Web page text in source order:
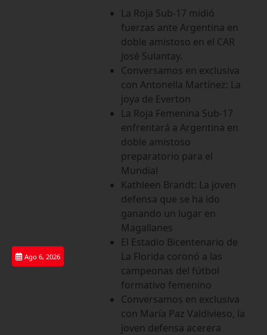
Ago 6, 2026
La Roja Sub-17 midió
fuerzas ante Argentina en
doble amistoso en el CAR
José Sulantay.
Conversamos en exclusiva
con Antonella Martínez: La
joya de Everton
La Roja Femenina Sub-17
enfrentará a Argentina en
doble amistoso
preparatorio para el
Mundial
Kathleen Brandt: La joven
defensa que se ha ido
ganando un lugar en
Magallanes
El Estadio Bicentenario de
La Florida coronó a las
campeonas del fútbol
formativo femenino
Conversamos en exclusiva
con María Paz Valdivieso, la
joven defensa acerera